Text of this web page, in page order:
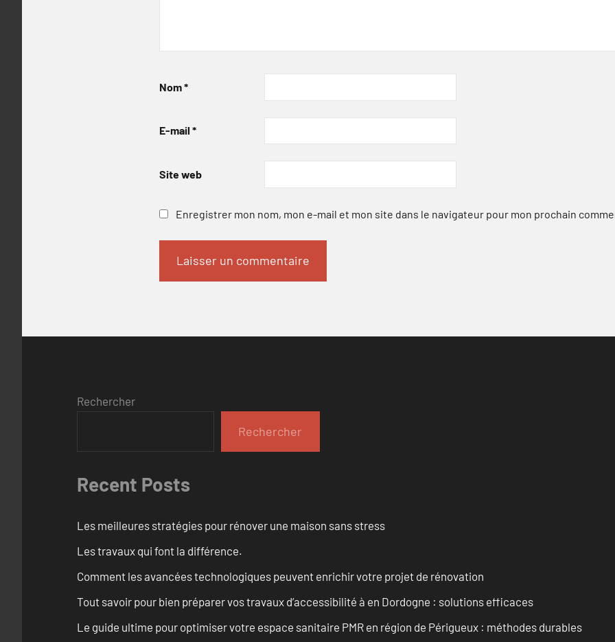
Nom*
E-mail *
Site web
Enregistrer mon nom, mon e-mail et mon site dans le navigateur pour mon prochain
Rechercher
Rechercher
Recent Posts
Les meilleures stratégies pour rénover une maison sans stress
Les travaux qui font la différence.
Comment les avancées technologiques peuvent enrichir votre projet de rénovation
Tout savoir pour bien préparer vos travaux d’accessibilité à en Dordogne : solutions efficaces
Le guide ultime pour optimiser votre espace sanitaire PMR en région de Périgueux : méthodes durables